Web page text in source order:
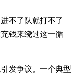
不了队就打不了
钱来绕过这一循
发争议。一个典型